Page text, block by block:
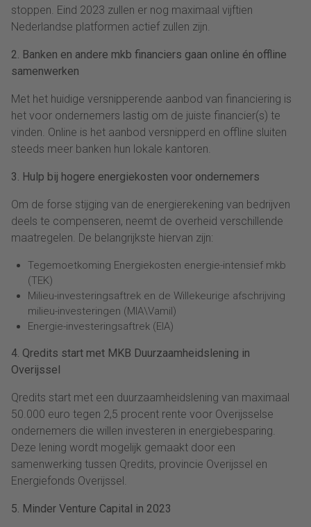
stoppen. Eind 2023 zullen er nog maximaal vijftien
Nederlandse platformen actief zullen zijn.
2. Banken en andere mkb financiers gaan online én offline
samenwerken
Met het huidige versnipperende aanbod van financiering is
het voor ondernemers lastig om de juiste financier(s) te
vinden. Online is het aanbod versnipperd en offline sluiten
steeds meer banken hun lokale kantoren.
3. Hulp bij hogere energiekosten voor ondernemers
Om de forse stijging van de energierekening van bedrijven
deels te compenseren, neemt de overheid verschillende
maatregelen. De belangrijkste hiervan zijn:
Tegemoetkoming Energiekosten energie-intensief mkb
(TEK)
Milieu-investeringsaftrek en de Willekeurige afschrijving
milieu-investeringen (MIA\Vamil)
Energie-investeringsaftrek (EIA)
4. Qredits start met MKB Duurzaamheidslening in
Overijssel
Qredits start met een duurzaamheidslening van maximaal
50.000 euro tegen 2,5 procent rente voor Overijsselse
ondernemers die willen investeren in energiebesparing.
Deze lening wordt mogelijk gemaakt door een
samenwerking tussen Qredits, provincie Overijssel en
Energiefonds Overijssel.
5. Minder Venture Capital in 2023